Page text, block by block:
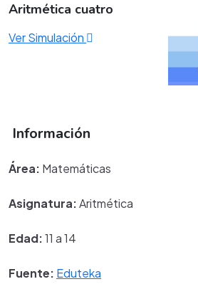
Aritmética cuatro
Ver Simulación
Información
Área: Matemáticas
Asignatura:Aritmética
Edad:11 a 14
Fuente: Eduteka